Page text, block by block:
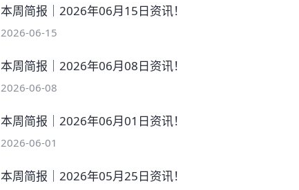
本周简报｜2026年06月15日资讯！
2026-06-15
本周简报｜2026年06月08日资讯！
2026-06-08
本周简报｜2026年06月01日资讯！
2026-06-01
本周简报｜2026年05月25日资讯！